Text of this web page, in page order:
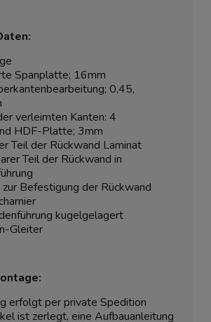
Spanplatte; 16mm
0,45,
verleimten Kanten: 4
HDF-Platte; 3mm
Teil der Rückwand Laminat
Teil der Rückwand in
Befestigung der Rückwand
kugelgelagert
Gleiter
erfolgt per private Spedition
ist zerlegt, eine Aufbauanleitung